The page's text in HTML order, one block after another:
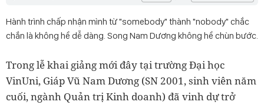
Hành trình chấp nhận mình từ "somebody" thành "nobody" chắc
chắn là không hề dễ dàng. Song Nam Dương không hề chùn bước.
Trong lễ khai giảng mới đây tại trường Đại học
VinUni, Giáp Vũ Nam Dương (SN 2001, sinh viên năm
cuối, ngành Quản trị Kinh doanh) đã vinh dự trở